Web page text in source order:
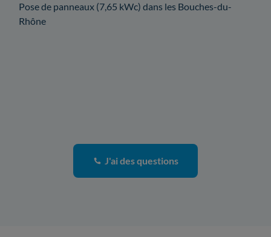
Pose de panneaux (7,65 kWc) dans les Bouches-du-
Rhône
J'ai des questions